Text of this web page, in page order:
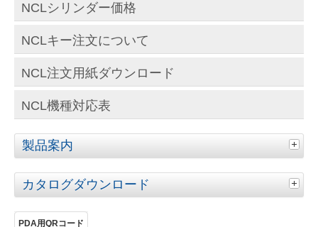
NCLシリンダー価格
NCLキー注文について
NCL注文用紙ダウンロード
NCL機種対応表
製品案内
カタログダウンロード
PDA用QRコード